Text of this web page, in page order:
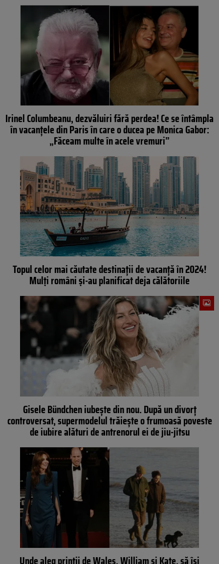
Irinel Columbeanu, dezvăluiri fără perdea! Ce se întâmpla
în vacanțele din Paris în care o ducea pe Monica Gabor:
„Făceam multe în acele vremuri”
Topul celor mai căutate destinații de vacanță în 2024!
Mulți români și-au planificat deja călătoriile
Gisele Bündchen iubește din nou. După un divorț
controversat, supermodelul trăiește o frumoasă poveste
de iubire alături de antrenorul ei de jiu-jitsu
Unde aleg prinții de Wales, William și Kate, să își